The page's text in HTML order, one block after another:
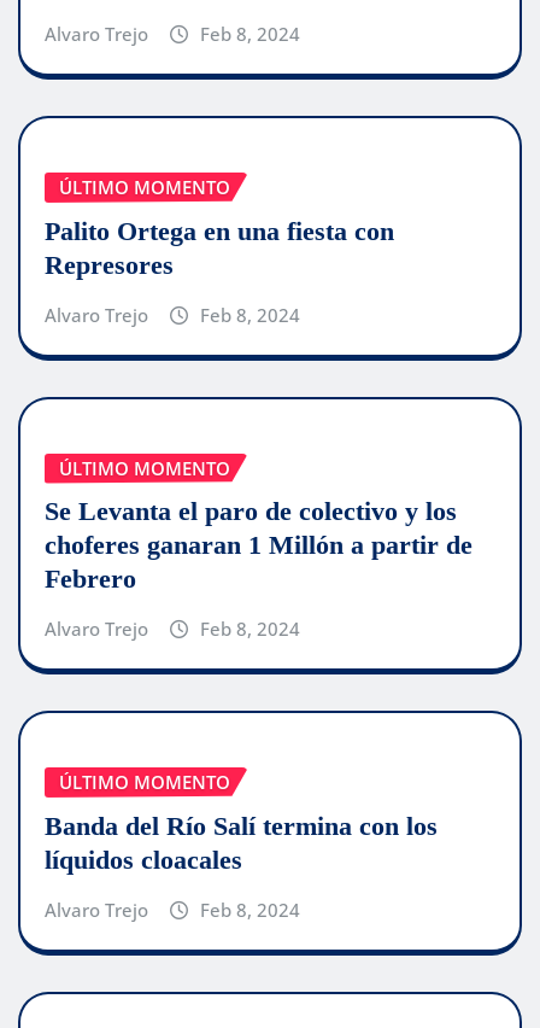
Alvaro Trejo Feb 8, 2024
ÚLTIMO MOMENTO
Palito Ortega en una fiesta con
Represores
Alvaro Trejo Feb 8, 2024
ÚLTIMO MOMENTO
Se Levanta el paro de colectivo y los
choferes ganaran 1 Millón a partir de
Febrero
Alvaro Trejo Feb 8, 2024
ÚLTIMO MOMENTO
Banda del Río Salí termina con los
líquidos cloacales
Alvaro Trejo Feb 8, 2024